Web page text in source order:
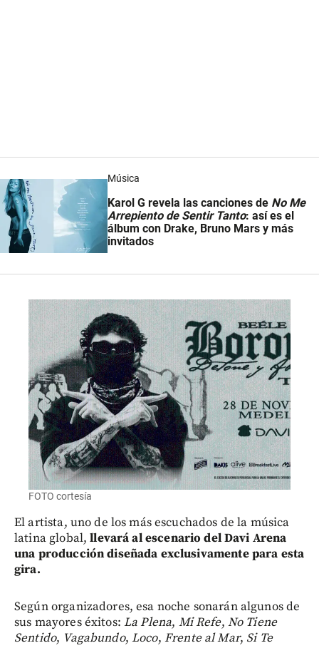
Música
Karol G revela las canciones de No Me
Arrepiento de Sentir Tanto: así es el
álbum con Drake, Bruno Mars y más
invitados
FOTO cortesía
El artista, uno de los más escuchados de la música
latina global,llevará al escenario del Davi Arena
una producción diseñada exclusivamente para esta
gira.
Según organizadores, esa noche sonarán algunos de
sus mayores éxitos: La Plena, Mi Refe, No Tiene
Sentido, Vagabundo,Loco, Frente al Mar, Si Te